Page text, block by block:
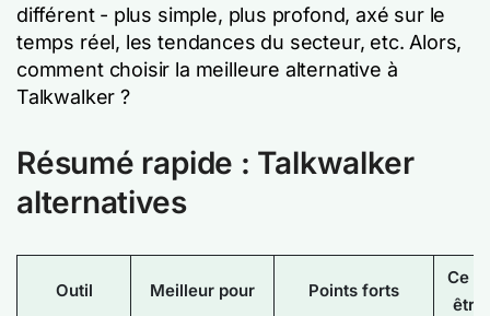
différent - plus simple, plus profond, axé sur le
temps réel, les tendances du secteur, etc. Alors,
comment choisir la meilleure alternative à
Talkwalker ?
Résumé rapide : Talkwalker
alternatives
Outil Meilleur pour Points forts
Ce
être